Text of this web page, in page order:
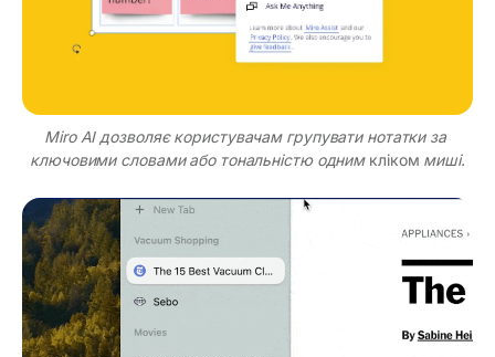
Miro AI дозволяє користувачам групувати нотатки за
ключовими словами або тональністю одним кліком миші.